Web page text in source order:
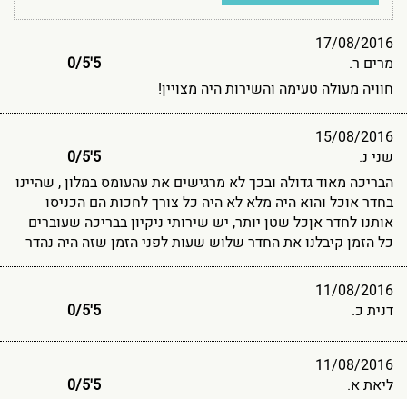
17/08/2016
מרים ר.
5'0
/5
חוויה מעולה טעימה והשירות היה מצויין!
15/08/2016
שני נ.
5'0
/5
הבריכה מאוד גדולה ובכך לא מרגישים את עהעומס במלון , שהיינו
בחדר אוכל והוא היה מלא לא היה כל צורך לחכות הם הכניסו
אותנו לחדר אןכל שטן יותר, יש שירותי ניקיון בבריכה שעוברים
כל הזמן קיבלנו את החדר שלוש שעות לפני הזמן שזה היה נהדר
11/08/2016
דנית כ.
5'0
/5
11/08/2016
ליאת א.
5'0
/5